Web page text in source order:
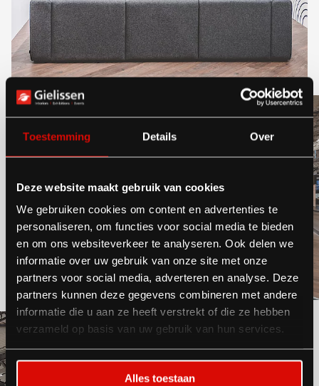
Toestemming Details Over
Deze website maakt gebruik van cookies
We gebruiken cookies om content en advertenties te
personaliseren, om functies voor social media te bieden
en om ons websiteverkeer te analyseren. Ook delen we
informatie over uw gebruik van onze site met onze
partners voor social media, adverteren en analyse. Deze
partners kunnen deze gegevens combineren met andere
informatie die u aan ze heeft verstrekt of die ze hebben
verzameld op basis van uw gebruik van hun services.
Alles toestaan